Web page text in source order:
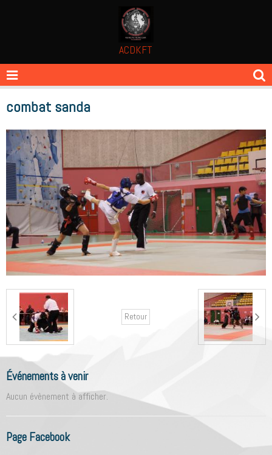
ACDKFT
combat sanda
Retour
Événements à venir
Aucun évènement à afficher.
Page Facebook